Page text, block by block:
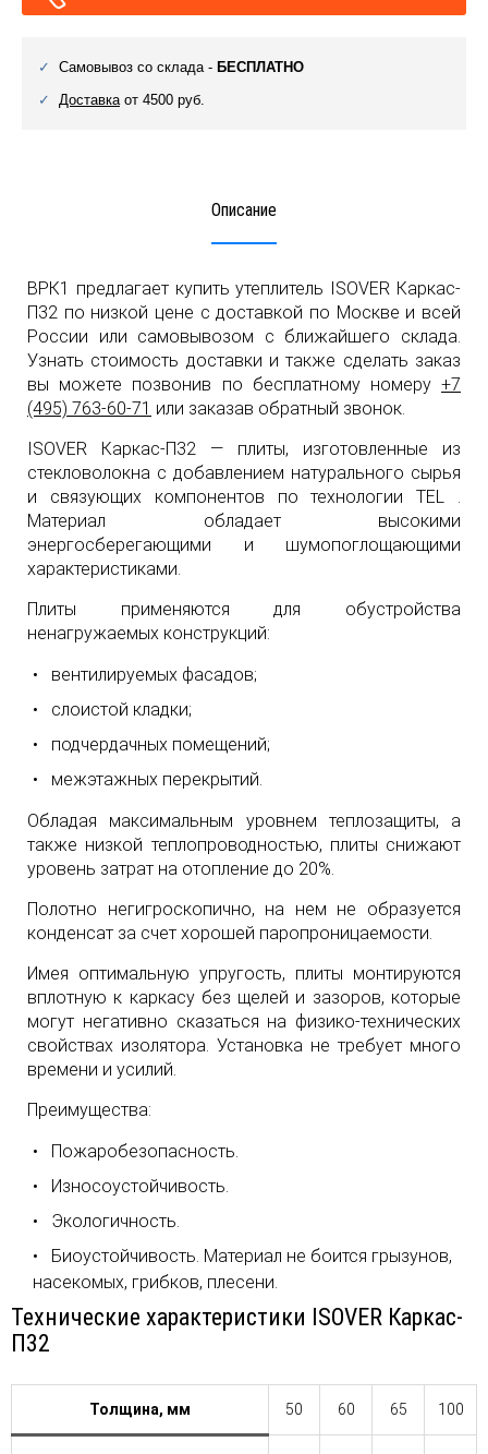
Самовывоз со склада - БЕСПЛАТНО
Доставкаот 4500 руб.
Описание
ВРК1 предлагает купить утеплитель ISOVER Каркас-
П32 по низкой цене с доставкой по Москве и всей
России или самовывозом с ближайшего склада.
Узнать стоимость доставки и также сделать заказ
вы можете позвонив по бесплатному номеру +7
(495) 763-60-71 или заказав обратный звонок.
ISOVER Каркас-П32 — плиты, изготовленные из
стекловолокна с добавлением натурального сырья
и связующих компонентов по технологии TEL .
Материал обладает высокими
энергосберегающими и шумопоглощающими
характеристиками.
Плиты применяются для обустройства
ненагружаемых конструкций:
вентилируемых фасадов;
слоистой кладки;
подчердачных помещений;
межэтажных перекрытий.
Обладая максимальным уровнем теплозащиты, а
также низкой теплопроводностью, плиты снижают
уровень затрат на отопление до 20%.
Полотно негигроскопично, на нем не образуется
конденсат за счет хорошей паропроницаемости.
Имея оптимальную упругость, плиты монтируются
вплотную к каркасу без щелей и зазоров, которые
могут негативно сказаться на физико-технических
свойствах изолятора. Установка не требует много
времени и усилий.
Преимущества:
Пожаробезопасность.
Износоустойчивость.
Экологичность.
Биоустойчивость. Материал не боится грызунов,
насекомых, грибков, плесени.
Технические характеристики ISOVER Каркас-
П32
Толщина, мм 50 60 65 100